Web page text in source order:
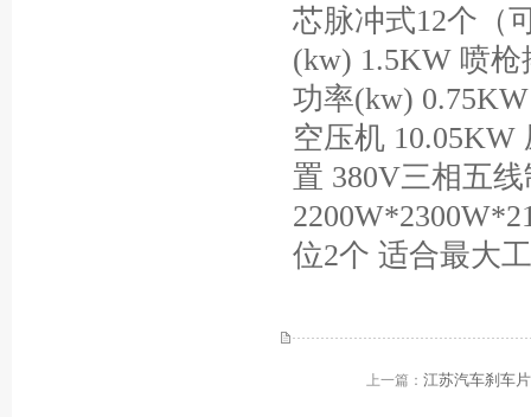
芯脉冲式12个（
(kw) 1.5KW 喷
功率(kw)
空压机 10.05KW
置 380V三相五
位2个 适合最大
上一篇：江苏汽车刹车